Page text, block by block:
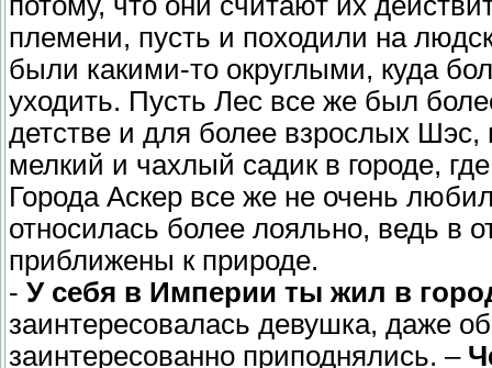
племени, пусть и походили на
были какими-то округлыми, куда
уходить. Пусть Лес все же был
детстве и для более взрослых Шэс,
мелкий и чахлый садик в городе,
Города Аскер все же не очень
относилась более лояльно, ведь в
приближены к природе.
- У себя в Империи ты жил в
заинтересовалась девушка, даже
заинтересованно приподнялись. –